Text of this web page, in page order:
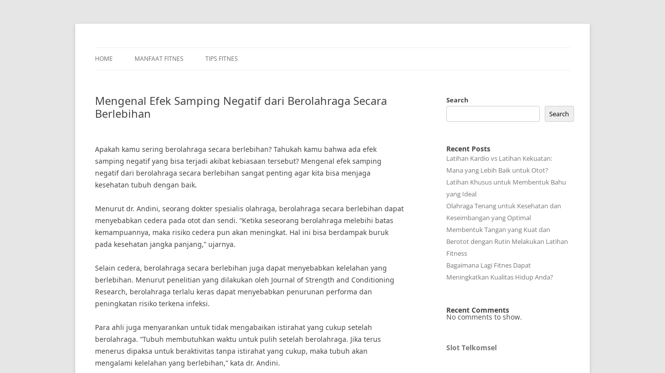
Skip
HOME MANFAAT FITNES TIPS FITNES
Mengenal Efek Samping Negatif dari Berolahraga Secara
Berlebihan
Apakah kamu sering berolahraga secara berlebihan? Tahukah kamu bahwa ada efek
samping negatif yang bisa terjadi akibat kebiasaan tersebut? Mengenal efek samping
negatif dari berolahraga secara berlebihan sangat penting agar kita bisa menjaga
kesehatan tubuh dengan baik.
Menurut dr. Andini, seorang dokter spesialis olahraga, berolahraga secara berlebihan dapat
menyebabkan cedera pada otot dan sendi. “Ketika seseorang berolahraga melebihi batas
kemampuannya, maka risiko cedera pun akan meningkat. Hal ini bisa berdampak buruk
pada kesehatan jangka panjang,” ujarnya.
Selain cedera, berolahraga secara berlebihan juga dapat menyebabkan kelelahan yang
berlebihan. Menurut penelitian yang dilakukan oleh Journal of Strength and Conditioning
Research, berolahraga terlalu keras dapat menyebabkan penurunan performa dan
peningkatan risiko terkena infeksi.
Para ahli juga menyarankan untuk tidak mengabaikan istirahat yang cukup setelah
berolahraga. “Tubuh membutuhkan waktu untuk pulih setelah berolahraga. Jika terus
menerus dipaksa untuk beraktivitas tanpa istirahat yang cukup, maka tubuh akan
mengalami kelelahan yang berlebihan,” kata dr. Andini.
Search
Search
Recent Posts
Latihan Kardio vs Latihan Kekuatan:
Mana yang Lebih Baik untuk Otot?
Latihan Khusus untuk Membentuk Bahu
yang Ideal
Olahraga Tenang untuk Kesehatan dan
Keseimbangan yang Optimal
Membentuk Tangan yang Kuat dan
Berotot dengan Rutin Melakukan Latihan
Fitness
Bagaimana Lagi Fitnes Dapat
Meningkatkan Kualitas Hidup Anda?
Recent Comments
No comments to show.
Slot Telkomsel